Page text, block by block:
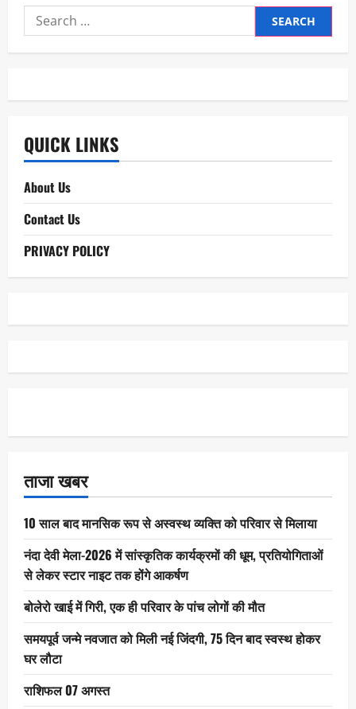
Search
for:
QUICK LINKS
About Us
Contact Us
PRIVACY POLICY
ताजा खबर
10 साल बाद मानसिक रूप से अस्वस्थ व्यक्ति को परिवार से मिलाया
नंदा देवी मेला-2026 में सांस्कृतिक कार्यक्रमों की धूम, प्रतियोगिताओं
से लेकर स्टार नाइट तक होंगे आकर्षण
बोलेरो खाई में गिरी, एक ही परिवार के पांच लोगों की मौत
समयपूर्व जन्मे नवजात को मिली नई जिंदगी, 75 दिन बाद स्वस्थ होकर
घर लौटा
राशिफल 07 अगस्त